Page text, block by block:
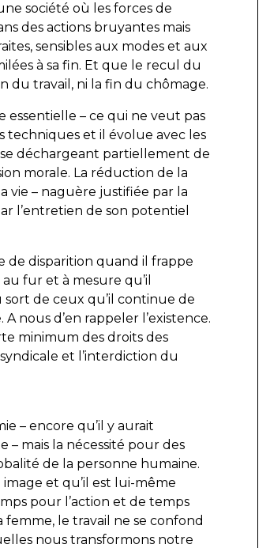
société où les forces de
des actions bruyantes mais
sensibles aux modes et aux
à sa fin. Et que le recul du
du travail, ni la fin du chômage.
– ce qui ne veut pas
techniques et il évolue avec les
se déchargeant partiellement de
morale. La réduction de la
vie – naguère justifiée par la
l’entretien de son potentiel
de disparition quand il frappe
fur et à mesure qu’il
de ceux qu’il continue de
nous d’en rappeler l’existence.
minimum des droits des
et l’interdiction du
– encore qu’il y aurait
– mais la nécessité pour des
de la personne humaine.
et qu’il est lui-même
pour l’action et de temps
le travail ne se confond
nous transformons notre